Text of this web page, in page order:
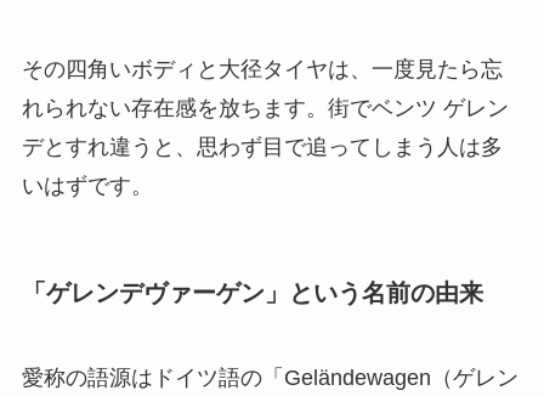
その四角いボディと大径タイヤは、一度見たら忘
れられない存在感を放ちます。街でベンツ ゲレン
デとすれ違うと、思わず目で追ってしまう人は多
いはずです。
「ゲレンデヴァーゲン」という名前の由来
愛称の語源はドイツ語の「Geländewagen（ゲレン